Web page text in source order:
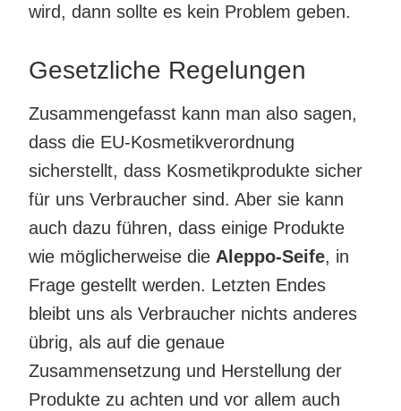
wird, dann sollte es kein Problem geben.
Gesetzliche Regelungen
Zusammengefasst kann man also sagen,
dass die EU-Kosmetikverordnung
sicherstellt, dass Kosmetikprodukte sicher
für uns Verbraucher sind. Aber sie kann
auch dazu führen, dass einige Produkte
wie möglicherweise die Aleppo-Seife, in
Frage gestellt werden. Letzten Endes
bleibt uns als Verbraucher nichts anderes
übrig, als auf die genaue
Zusammensetzung und Herstellung der
Produkte zu achten und vor allem auch